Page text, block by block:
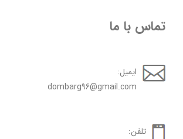
تماس با ما
ایمیل:
dombarg96@gmail.com
تلفن: